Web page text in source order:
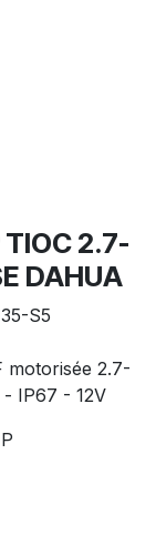
TIOC 2.7-
DAHUA
S5
2.7-
IP67 - 12V